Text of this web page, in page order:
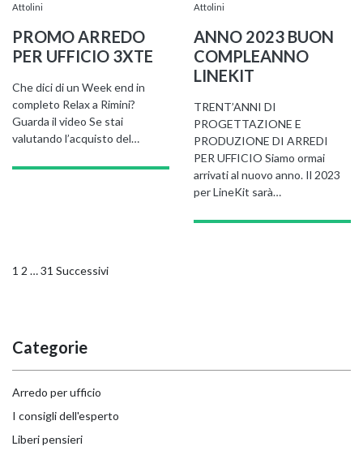
Attolini
PROMO ARREDO
PER UFFICIO 3XTE
Che dici di un Week end in
completo Relax a Rimini?
Guarda il video Se stai
valutando l’acquisto del…
Attolini
ANNO 2023 BUON
COMPLEANNO
LINEKIT
TRENT’ANNI DI
PROGETTAZIONE E
PRODUZIONE DI ARREDI
PER UFFICIO Siamo ormai
arrivati al nuovo anno. Il 2023
per LineKit sarà…
Navigazione
1 2 …31 Successivi
Categorie
Arredo per ufficio
I consigli dell'esperto
Liberi pensieri